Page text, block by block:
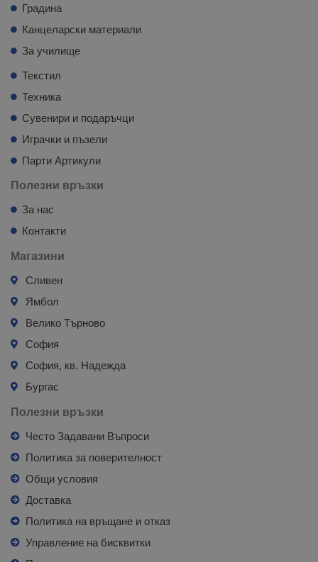
Градина
Канцеларски материали
За училище
Текстил
Техника
Сувенири и подаръчци
Играчки и пъзели
Парти Артикули
Полезни връзки
За нас
Контакти
Магазини
Сливен
Ямбол
Велико Търново
София
София, кв. Надежда
Бургас
Полезни връзки
Често Задавани Въпроси
Политика за поверителност
Общи условия
Доставка
Политика на връщане и отказ
Управление на бисквитки